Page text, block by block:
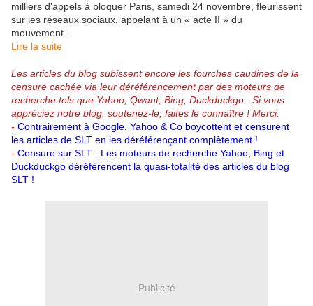
milliers d'appels à bloquer Paris, samedi 24 novembre, fleurissent
sur les réseaux sociaux, appelant à un « acte II » du
mouvement...
Lire la suite
Les articles du blog subissent encore les fourches caudines de la
censure cachée via leur déréférencement par des moteurs de
recherche tels que Yahoo, Qwant, Bing, Duckduckgo... Si vous
appréciez notre blog, soutenez-le, faites le connaître ! Merci.
- Contrairement à Google, Yahoo & Co boycottent et censurent
les articles de SLT en les déréférençant complètement !
- Censure sur SLT : Les moteurs de recherche Yahoo, Bing et
Duckduckgo déréférencent la quasi-totalité des articles du blog
SLT !
Publicité